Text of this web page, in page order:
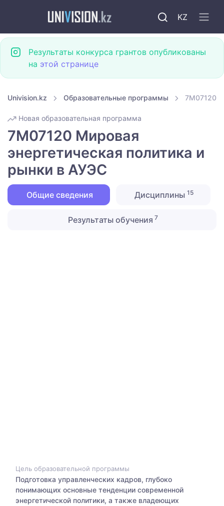
KZ
Результаты конкурса грантов опубликованы
на этой странице
Univision.kz Образовательные программы 7M07120
Новая образовательная программа
7M07120 Мировая
энергетическая политика и
рынки в АУЭС
Общие сведения Дисциплины15
Результаты обучения 7
Цель образовательной программы
Подготовка управленческих кадров, глубоко
понимающих основные тенденции современной
энергетической политики, а также владеющих